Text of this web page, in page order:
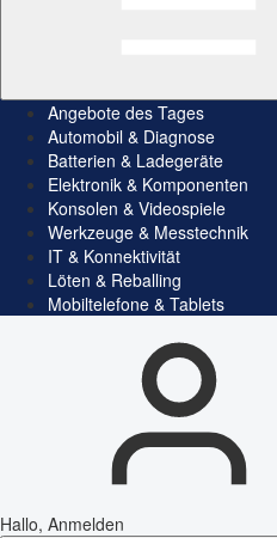
Angebote des Tages
Automobil & Diagnose
Batterien & Ladegeräte
Elektronik & Komponenten
Konsolen & Videospiele
Werkzeuge & Messtechnik
IT & Konnektivität
Löten & Reballing
Mobiltelefone & Tablets
Hallo, Anmelden